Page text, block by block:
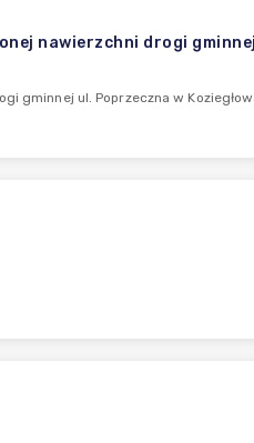
nawierzchni drogi
gminnej ul. Poprzeczna w